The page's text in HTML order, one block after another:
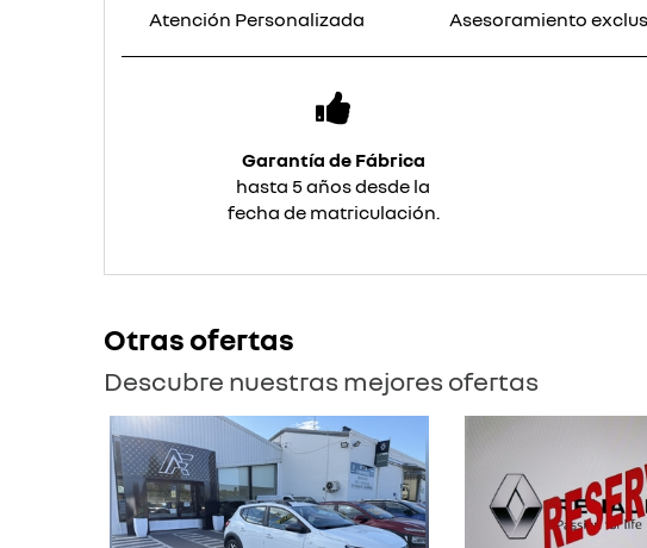
Atención Personalizada Asesoramiento
Garantía de Fábrica
hasta 5 años desde la
fecha de matriculación.
Otras ofertas
Descubre nuestras mejores ofertas